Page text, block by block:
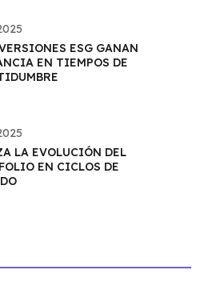
ESG GANAN
EN TIEMPOS DE
LA EVOLUCIÓN DEL
EN CICLOS DE